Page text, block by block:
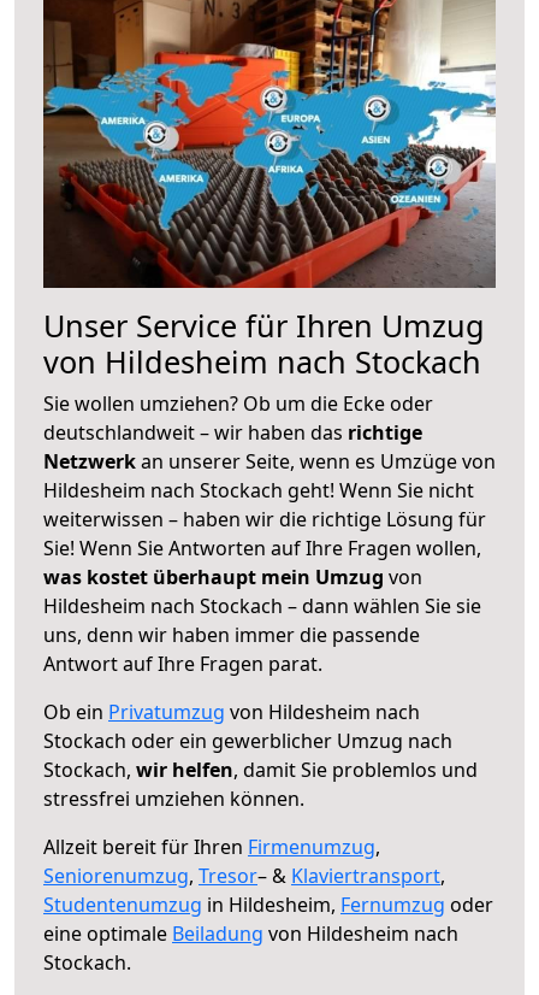
Unser Service für Ihren Umzug
von Hildesheim nach Stockach
Sie wollen umziehen? Ob um die Ecke oder
deutschlandweit – wir haben das richtige
Netzwerkan unserer Seite, wenn es Umzüge von
Hildesheim nach Stockach geht! Wenn Sie nicht
weiterwissen – haben wir die richtige Lösung für
Sie! Wenn Sie Antworten auf Ihre Fragen wollen,
was kostet überhaupt mein Umzug von
Hildesheim nach Stockach – dann wählen Sie sie
uns, denn wir haben immer die passende
Antwort auf Ihre Fragen parat.
Ob ein Privatumzug von Hildesheim nach
Stockach oder ein gewerblicher Umzug nach
Stockach, wir helfen, damit Sie problemlos und
stressfrei umziehen können.
Allzeit bereit für Ihren Firmenumzug,
Seniorenumzug, Tresor– & Klaviertransport,
Studentenumzug in Hildesheim, Fernumzug oder
eine optimale Beiladung von Hildesheim nach
Stockach.